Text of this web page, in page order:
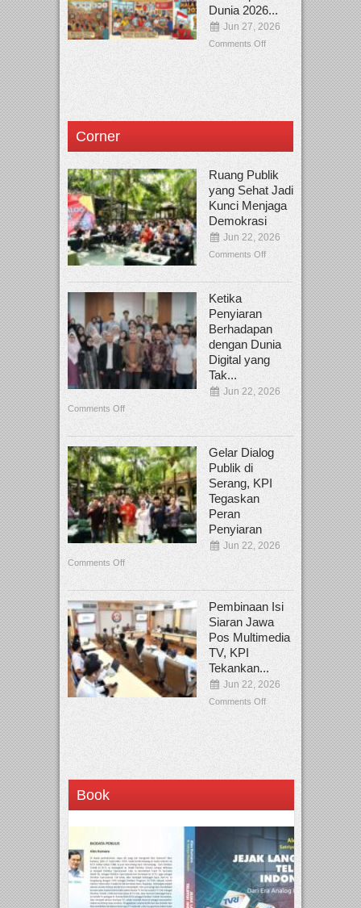
Dunia 2026...
Jun 27, 2026
Comments Off
Corner
Ruang Publik
yang Sehat Jadi
Kunci Menjaga
Demokrasi
Jun 22, 2026
Comments Off
Ketika
Penyiaran
Berhadapan
dengan Dunia
Digital yang
Tak...
Jun 22, 2026
Comments Off
Gelar Dialog
Publik di
Serang, KPI
Tegaskan
Peran
Penyiaran
Jun 22, 2026
Comments Off
Pembinaan Isi
Siaran Jawa
Pos Multimedia
TV, KPI
Tekankan...
Jun 22, 2026
Comments Off
Book